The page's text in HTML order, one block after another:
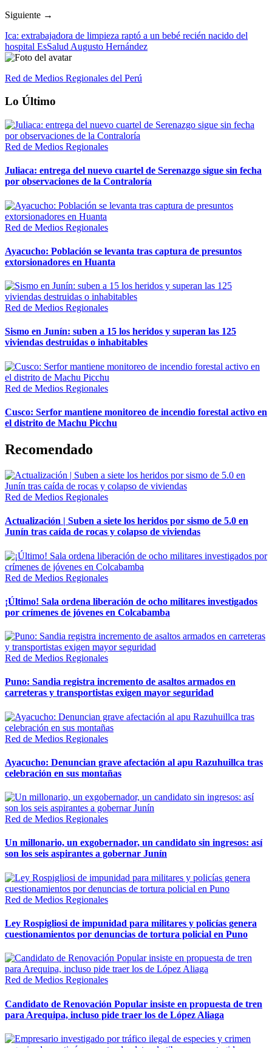
Siguiente →
Ica: extrabajadora de limpieza raptó a un bebé recién nacido del
hospital EsSalud Augusto Hernández
Red de Medios Regionales del Perú
Lo Último
Red de Medios Regionales
Juliaca: entrega del nuevo cuartel de Serenazgo sigue sin fecha
por observaciones de la Contraloría
Red de Medios Regionales
Ayacucho: Población se levanta tras captura de presuntos
extorsionadores en Huanta
Red de Medios Regionales
Sismo en Junín: suben a 15 los heridos y superan las 125
viviendas destruidas o inhabitables
Red de Medios Regionales
Cusco: Serfor mantiene monitoreo de incendio forestal activo en
el distrito de Machu Picchu
Recomendado
Red de Medios Regionales
Actualización | Suben a siete los heridos por sismo de 5.0 en
Junín tras caída de rocas y colapso de viviendas
Red de Medios Regionales
¡Último! Sala ordena liberación de ocho militares investigados
por crímenes de jóvenes en Colcabamba
Red de Medios Regionales
Puno: Sandia registra incremento de asaltos armados en
carreteras y transportistas exigen mayor seguridad
Red de Medios Regionales
Ayacucho: Denuncian grave afectación al apu Razuhuillca tras
celebración en sus montañas
Red de Medios Regionales
Un millonario, un exgobernador, un candidato sin ingresos: así
son los seis aspirantes a gobernar Junín
Red de Medios Regionales
Ley Rospigliosi de impunidad para militares y policías genera
cuestionamientos por denuncias de tortura policial en Puno
Red de Medios Regionales
Candidato de Renovación Popular insiste en propuesta de tren
para Arequipa, incluso pide traer los de López Aliaga